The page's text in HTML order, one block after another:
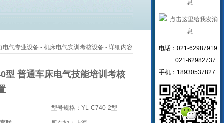
电气专业设备 - 机床电气实训考核设备 - 详细内容
型 普通车床电气技能培训考核
型号规格：YL-C740-2型
电话：021-62987919
021-62982737
手机：18930537827